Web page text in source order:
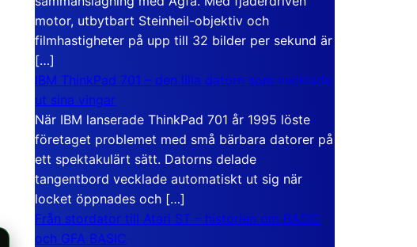
motor, utbytbart Steinheil-objektiv och
filmhastigheter på upp till 32 bilder per sekund är
[…]
IBM ThinkPad 701 – den lilla datorn som vecklade
ut sina vingar
När IBM lanserade ThinkPad 701 år 1995 löste
företaget problemet med små bärbara datorer på
ett spektakulärt sätt. Datorns delade
tangentbord vecklade automatiskt ut sig när
locket öppnades och […]
Från stordator till Atari ST – historien om BASIC
och GFA BASIC